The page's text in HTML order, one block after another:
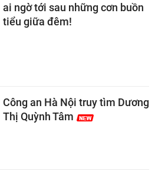
ai ngờ tới sau những cơn buồn
tiểu giữa đêm!
Công an Hà Nội truy tìm Dương
Thị Quỳnh Tâm